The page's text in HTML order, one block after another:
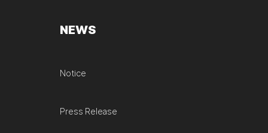
NEWS
Notice
Press Release